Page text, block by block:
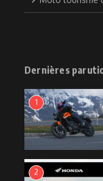
Dernières
1
2